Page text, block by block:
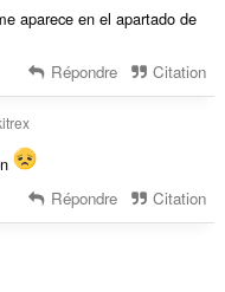
aparece en el apartado de
Répondre Citation
Répondre Citation